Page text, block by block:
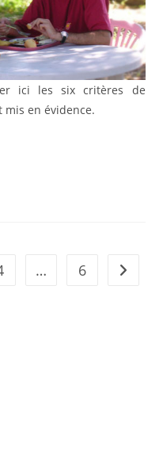
ici les six critères de
en évidence.
… 6 Aller à